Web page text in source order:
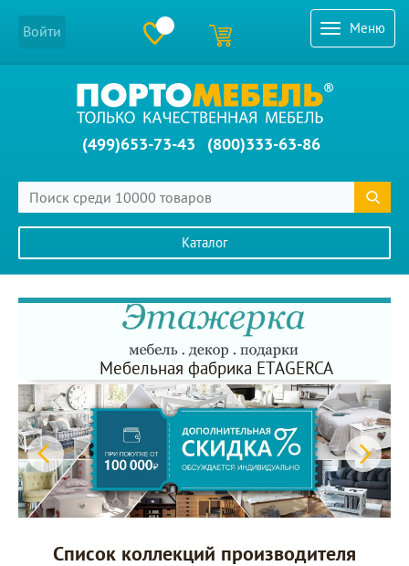
Меню
Войти
(499)653-73-43 (800)333-63-86
Каталог
Главное меню сайта
Мебельная фабрика ETAGERCA
Список коллекций производителя